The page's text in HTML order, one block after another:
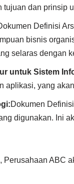
tujuan dan prinsip
Definisi
bisnis
selaras dengan
untuk Sistem
aplikasi, yang
Dokumen
digunakan. Ini
Perusahaan ABC